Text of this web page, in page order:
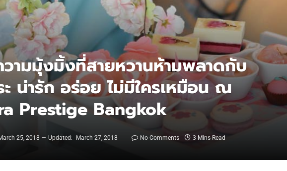
ามมุ้งมิ้งที่สายหวานห้ามพลาดกับ
น่ารัก อร่อย ไม่มีใครเหมือน ณ
Prestige Bangkok
25, 2018 Updated: March 27, 2018 No Comments 3 Mins Read